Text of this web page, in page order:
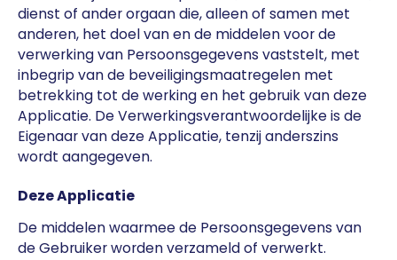
dienst of ander orgaan die, alleen of samen met
anderen, het doel van en de middelen voor de
verwerking van Persoonsgegevens vaststelt, met
inbegrip van de beveiligingsmaatregelen met
betrekking tot de werking en het gebruik van deze
Applicatie. De Verwerkingsverantwoordelijke is de
Eigenaar van deze Applicatie, tenzij anderszins
wordt aangegeven.
Deze Applicatie
De middelen waarmee de Persoonsgegevens van
de Gebruiker worden verzameld of verwerkt.